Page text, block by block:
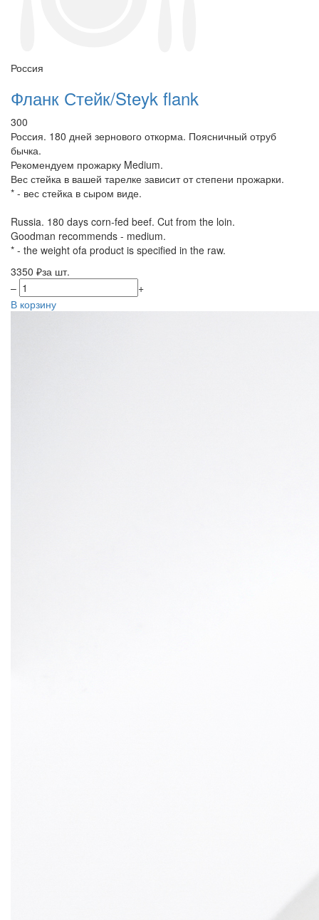
Россия
Фланк Стейк/Steyk flank
300
Россия. 180 дней зернового откорма. Поясничный отруб
бычка.
Рекомендуем прожарку Medium.
Вес стейка в вашей тарелке зависит от степени прожарки.
* - вес стейка в сыром виде.
Russia. 180 days corn-fed beef. Cut from the loin.
Goodman recommends - medium.
* - the weight ofa product is specified in the raw.
3350 ₽за шт.
–
+
В корзину